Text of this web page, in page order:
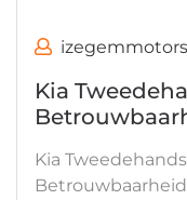
izegemmotors
Kia
Kia